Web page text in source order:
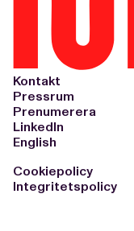
Kontakt
Pressrum
Prenumerera
LinkedIn
English
Cookiepolicy
Integritetspolicy